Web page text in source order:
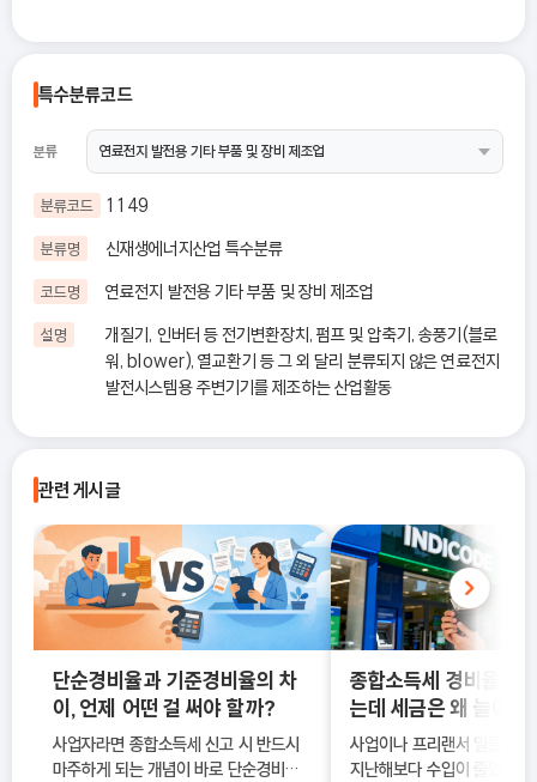
특수분류코드
분류
분류코드 1149
분류명 신재생에너지산업 특수분류
코드명 연료전지 발전용 기타 부품 및 장비 제조업
설명
개질기, 인버터 등 전기변환장치, 펌프 및 압축기, 송풍기(블로
워, blower), 열교환기 등 그 외 달리 분류되지 않은 연료전지
발전시스템용 주변기기를 제조하는 산업활동
관련 게시글
단순경비율과 기준경비율의 차
이, 언제 어떤 걸 써야 할까?
사업자라면 종합소득세 신고 시 반드시
마주하게 되는 개념이 바로 단순경비율
종합소득세 경비율, 수
는데 세금은 왜 늘어날
사업이나 프리랜서 일을 하
지난해보다 수입이 줄었는